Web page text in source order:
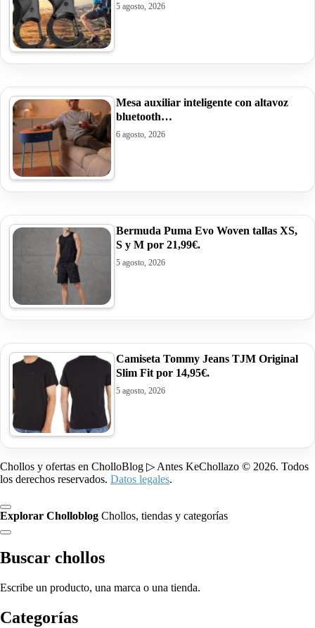
5 agosto, 2026
Mesa auxiliar inteligente con altavoz
bluetooth…
6 agosto, 2026
Bermuda Puma Evo Woven tallas XS,
S y M por 21,99€.
5 agosto, 2026
Camiseta Tommy Jeans TJM Original
Slim Fit por 14,95€.
5 agosto, 2026
Chollos y ofertas en CholloBlog ▷ Antes KeChollazo © 2026. Todos
los derechos reservados. Datos legales.
Explorar Cholloblog Chollos, tiendas y categorías
Buscar chollos
Escribe un producto, una marca o una tienda.
Categorías